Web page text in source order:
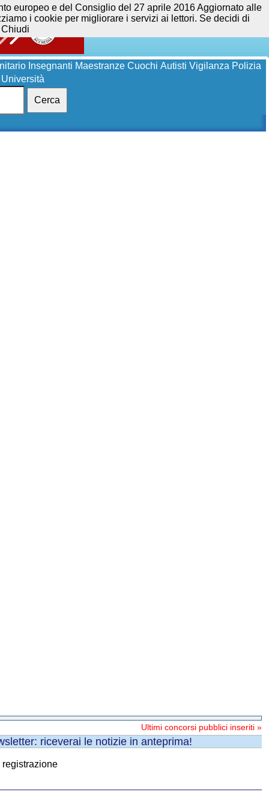
Insegnanti Maestranze Cuochi Autisti Vigilanza Polizia
Università
Cerca
Ultimi concorsi pubblici inseriti »
riceverai le notizie in anteprima!
europeo e del Consiglio del 27 aprile 2016 Aggiornato alle
i cookie per migliorare i servizi ai lettori. Se decidi di
Chiudi